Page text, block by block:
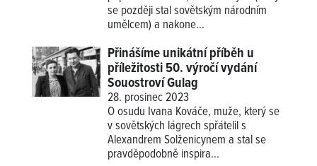
se později stal sovětským národním
umělcem) a nakone...
Přinášíme unikátní příběh u
příležitosti 50. výročí vydání
Souostroví Gulag
28. prosinec 2023
O osudu Ivana Kováče, muže, který se
v sovětských lágrech spřátelil s
Alexandrem Solženicynem a stal se
pravděpodobně inspira...